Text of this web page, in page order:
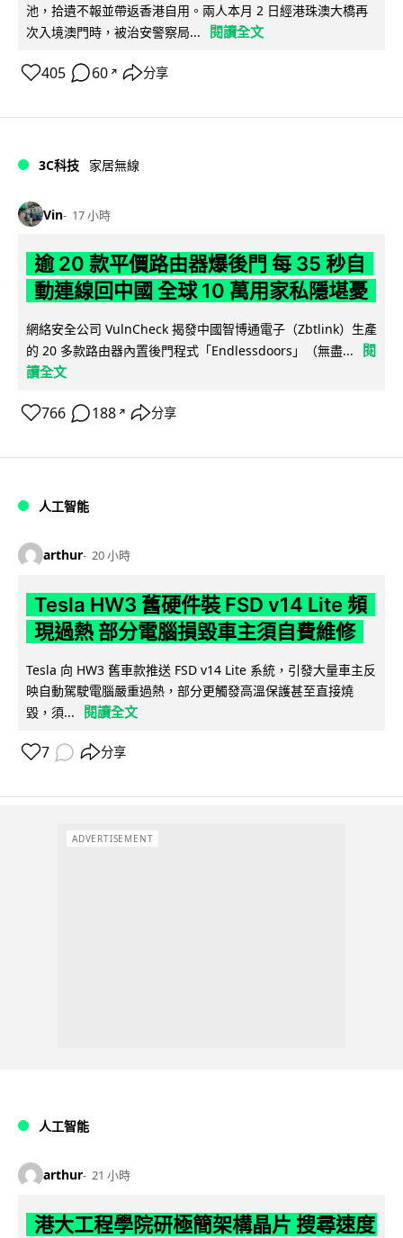
池，拾遺不報並帶返香港自用。兩人本月 2 日經港珠澳大橋再
次入境澳門時，被治安警察局...
閱讀全文
405 60 ↗ 分享
3C科技 家居無線
Vin 17 小時
逾 20 款平價路由器爆後門 每 35 秒自
動連線回中國 全球 10 萬用家私隱堪憂
網絡安全公司 VulnCheck 揭發中國智博通電子（Zbtlink）生產
的 20 多款路由器內置後門程式「Endlessdoors」（無盡...
閱
讀全文
766 188 ↗ 分享
人工智能
arthur 20 小時
Tesla HW3 舊硬件裝 FSD v14 Lite 頻
現過熱 部分電腦損毀車主須自費維修
Tesla 向 HW3 舊車款推送 FSD v14 Lite 系統，引發大量車主反
映自動駕駛電腦嚴重過熱，部分更觸發高溫保護甚至直接燒
毀，須...
閱讀全文
7 分享
ADVERTISEMENT
人工智能
arthur 21 小時
港大工程學院研極簡架構晶片 搜尋速度